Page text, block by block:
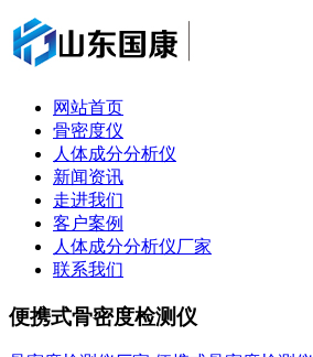
网站首页
骨密度仪
人体成分分析仪
新闻资讯
走进我们
客户案例
人体成分分析仪厂家
联系我们
便携式骨密度检测仪